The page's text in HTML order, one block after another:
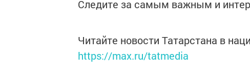
Следите за самым важным и
Читайте новости Татарстана в
https://max.ru/tatmedia